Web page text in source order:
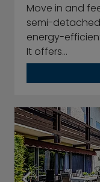
Move in and
semi-detached
energy-efficient
It offers…